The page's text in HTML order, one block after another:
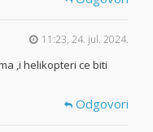
11:23, 24. jul. 2024.
,i helikopteri ce biti
Odgovori